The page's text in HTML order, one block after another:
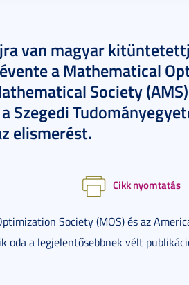
van magyar
a Mathematical
Society
a Szegedi
elismerést.
Cikk nyomtatás
Society (MOS) és az
oda a legjelentősebbnek vélt